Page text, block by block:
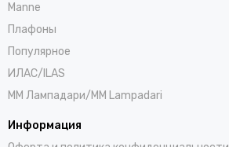
Manne
Плафоны
Популярное
ИЛАС/ILAS
ММ Лампадари/MM Lampadari
Информация